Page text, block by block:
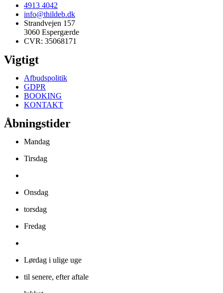
4913 4042
info@thildeb.dk
Strandvejen 157
3060 Espergærde
CVR: 35068171
Vigtigt
Afbudspolitik
GDPR
BOOKING
KONTAKT
Åbningstider
Mandag
Tirsdag
Onsdag
torsdag
Fredag
Lørdag i ulige uge
til senere, efter aftale